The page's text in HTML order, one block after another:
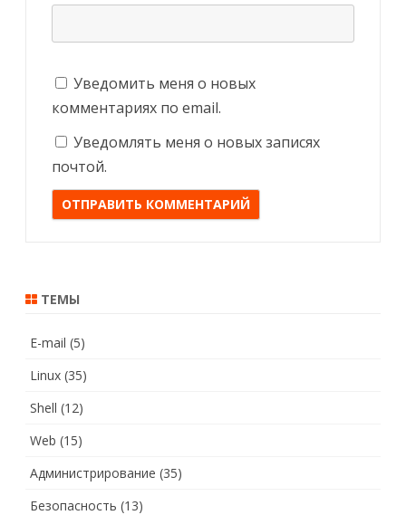
Уведомить меня о новых
комментариях по email.
Уведомлять меня о новых записях
почтой.
ТЕМЫ
E-mail (5)
Linux (35)
Shell (12)
Web (15)
Администрирование (35)
Безопасность (13)